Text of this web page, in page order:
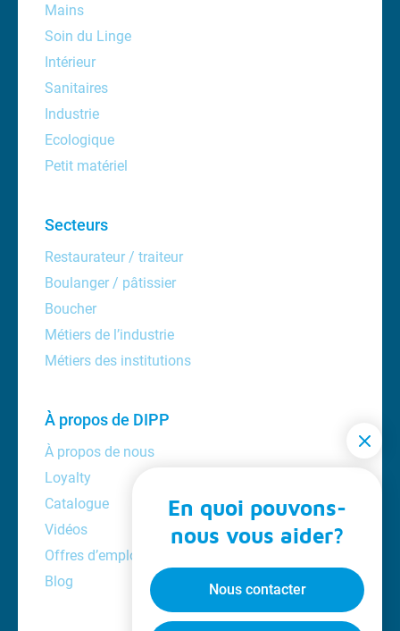
Mains
Soin du Linge
Intérieur
Sanitaires
Industrie
Ecologique
Petit matériel
Secteurs
Restaurateur / traiteur
Boulanger / pâtissier
Boucher
Métiers de l’industrie
Métiers des institutions
À propos de DIPP
À propos de nous
Loyalty
Catalogue
Vidéos
Offres d’emploi
Blog
En quoi pouvons-
nous vous aider?
Nous contacter